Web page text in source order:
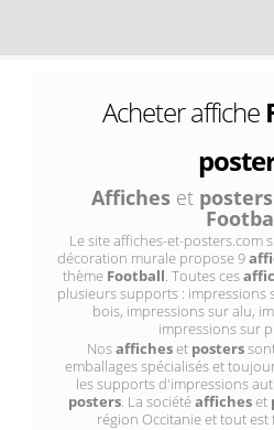
Acheter affiche
Affiches et posters
Le site affiches-et-posters.com
décoration murale propose 9
thème Football. Toutes ces
plusieurs supports : impressions
bois, impressions sur alu,
impressions sur
Nosafficheset posters
emballages spécialisés et
les supports d'impressions
posters. La sociétéafficheset
région Occitanie et tout